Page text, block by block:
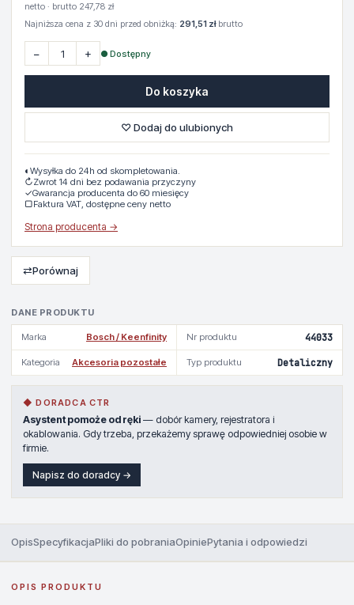
DANE PRODUKTU
Marka Bosch / Keenfinity Nr produktu 44033
Kategoria Akcesoria pozostałe Typ produktu Detaliczny
◆ DORADCA CTR
Asystent pomoże od ręki — dobór kamery, rejestratora i
okablowania. Gdy trzeba, przekażemy sprawę odpowiedniej osobie w
firmie.
Napisz do doradcy →
netto · brutto 247,78 zł
Najniższa cena z 30 dni przed obniżką: 291,51 złbrutto
− + ● Dostępny
Do koszyka
♡ Dodaj do ulubionych
◐ Wysyłka do 24h od skompletowania.
↻Zwrot 14 dni bez podawania przyczyny
✓Gwarancja producenta do 60 miesięcy
▢Faktura VAT, dostępne ceny netto
Strona producenta →
⇄Porównaj
OpisSpecyfikacjaPliki do pobraniaOpiniePytania i odpowiedzi
OPIS PRODUKTU